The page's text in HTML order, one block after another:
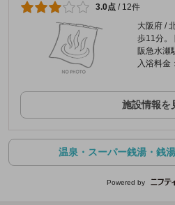
3.0点 / 12件
大阪府 /
歩11分。
阪急水瀬
入浴料金
施設情報を
温泉・スーパー銭湯・銭
Powered by